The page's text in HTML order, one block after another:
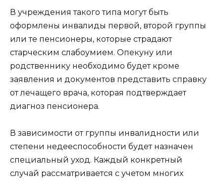
В учреждения такого типа могут быть
оформлены инвалиды первой, второй группы
или те пенсионеры, которые страдают
старческим слабоумием. Опекуну или
родственнику необходимо будет кроме
заявления и документов представить справку
от лечащего врача, которая подтверждает
диагноз пенсионера.
В зависимости от группы инвалидности или
степени недееспособности будет назначен
специальный уход. Каждый конкретный
случай рассматривается с учетом многих